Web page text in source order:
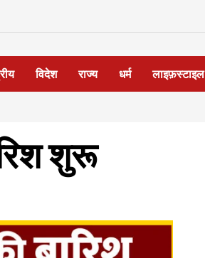
विदेश राज्य धर्म लाइफ़स्टाइल
शुरू